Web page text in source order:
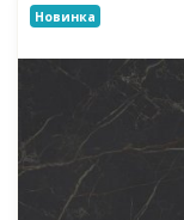
Новинка